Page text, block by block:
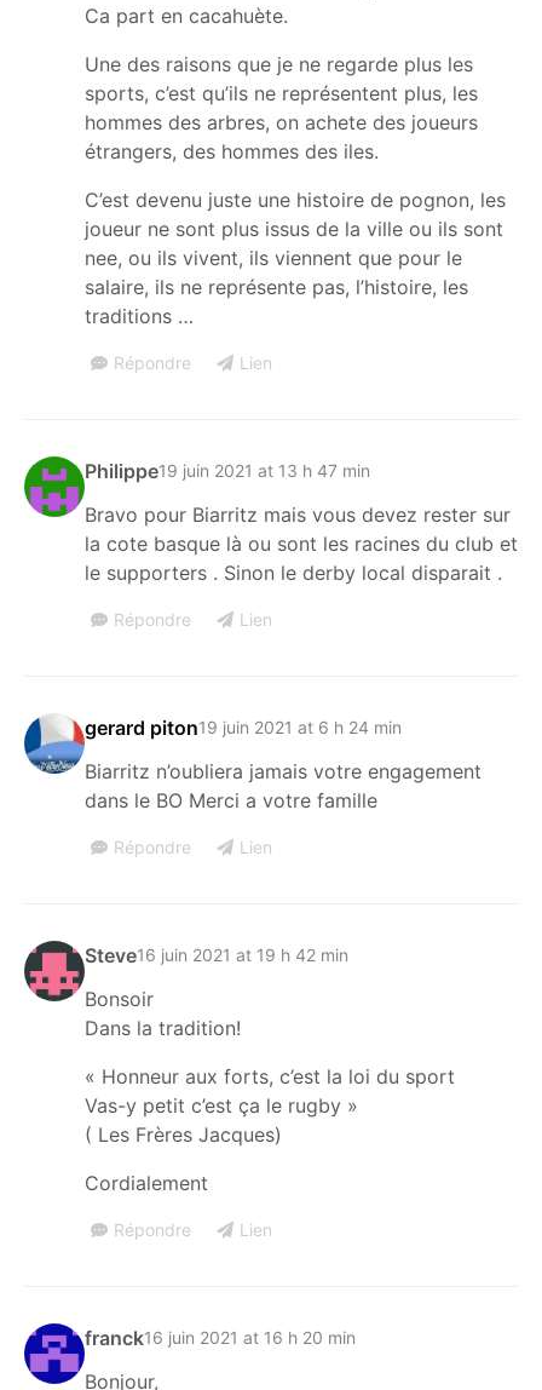
Ca part en cacahuète.
Une des raisons que je ne regarde plus les
sports, c’est qu’ils ne représentent plus, les
hommes des arbres, on achete des joueurs
étrangers, des hommes des iles.
C’est devenu juste une histoire de pognon, les
joueur ne sont plus issus de la ville ou ils sont
nee, ou ils vivent, ils viennent que pour le
salaire, ils ne représente pas, l’histoire, les
traditions …
Répondre Lien
Philippe19 juin 2021 at 13 h 47 min
Bravo pour Biarritz mais vous devez rester sur
la cote basque là ou sont les racines du club et
le supporters . Sinon le derby local disparait .
Répondre Lien
gerard piton19 juin 2021 at 6 h 24 min
Biarritz n’oubliera jamais votre engagement
dans le BO Merci a votre famille
Répondre Lien
Steve16 juin 2021 at 19 h 42 min
Bonsoir
Dans la tradition!
« Honneur aux forts, c’est la loi du sport
Vas-y petit c’est ça le rugby »
( Les Frères Jacques)
Cordialement
Répondre Lien
franck16 juin 2021 at 16 h 20 min
Bonjour,